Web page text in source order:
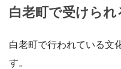
白老町で受けられ
白老町で行われている文
す。